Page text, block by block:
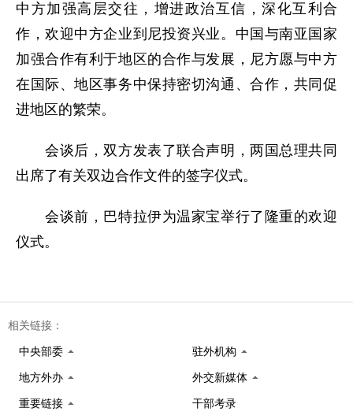
中方加强高层交往，增进政治互信，深化互利合
作，欢迎中方企业到尼投资兴业。中国与南亚国家
加强合作有利于地区的合作与发展，尼方愿与中方
在国际、地区事务中保持密切沟通、合作，共同促
进地区的繁荣。
会谈后，双方发表了联合声明，两国总理共同
出席了有关双边合作文件的签字仪式。
会谈前，巴特拉伊为温家宝举行了隆重的欢迎
仪式。
相关链接：
中央部委 驻外机构
地方外办 外交新媒体
重要链接 干部考录